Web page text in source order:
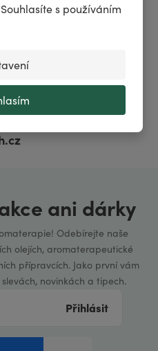
s používáním
ani dárky
Odebírejte naše
olejích, aromaterapeutické
přípravcích. Jako první vám
novinkách a tipech.
Přihlásit